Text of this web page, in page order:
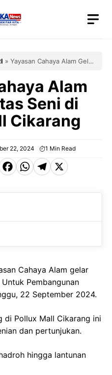
» Yayasan Cahaya Alam Gelar
Alam
Seni di
Cikarang
22, 2024 1 Min Read
F
c
o
k
W
a
A
p
p
T
e
a
X
Cahaya Alam gelar
Pembangunan
22 September 2024.
di Pollux Mall Cikarang ini
dan pertunjukan.
hingga lantunan